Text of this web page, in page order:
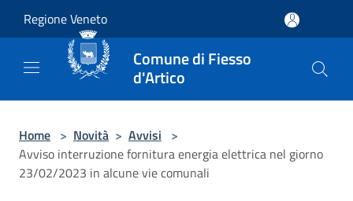
Regione Veneto
Comune di Fiesso
d'Artico
Home > Novità > Avvisi >
Avviso interruzione fornitura energia elettrica nel giorno
23/02/2023 in alcune vie comunali